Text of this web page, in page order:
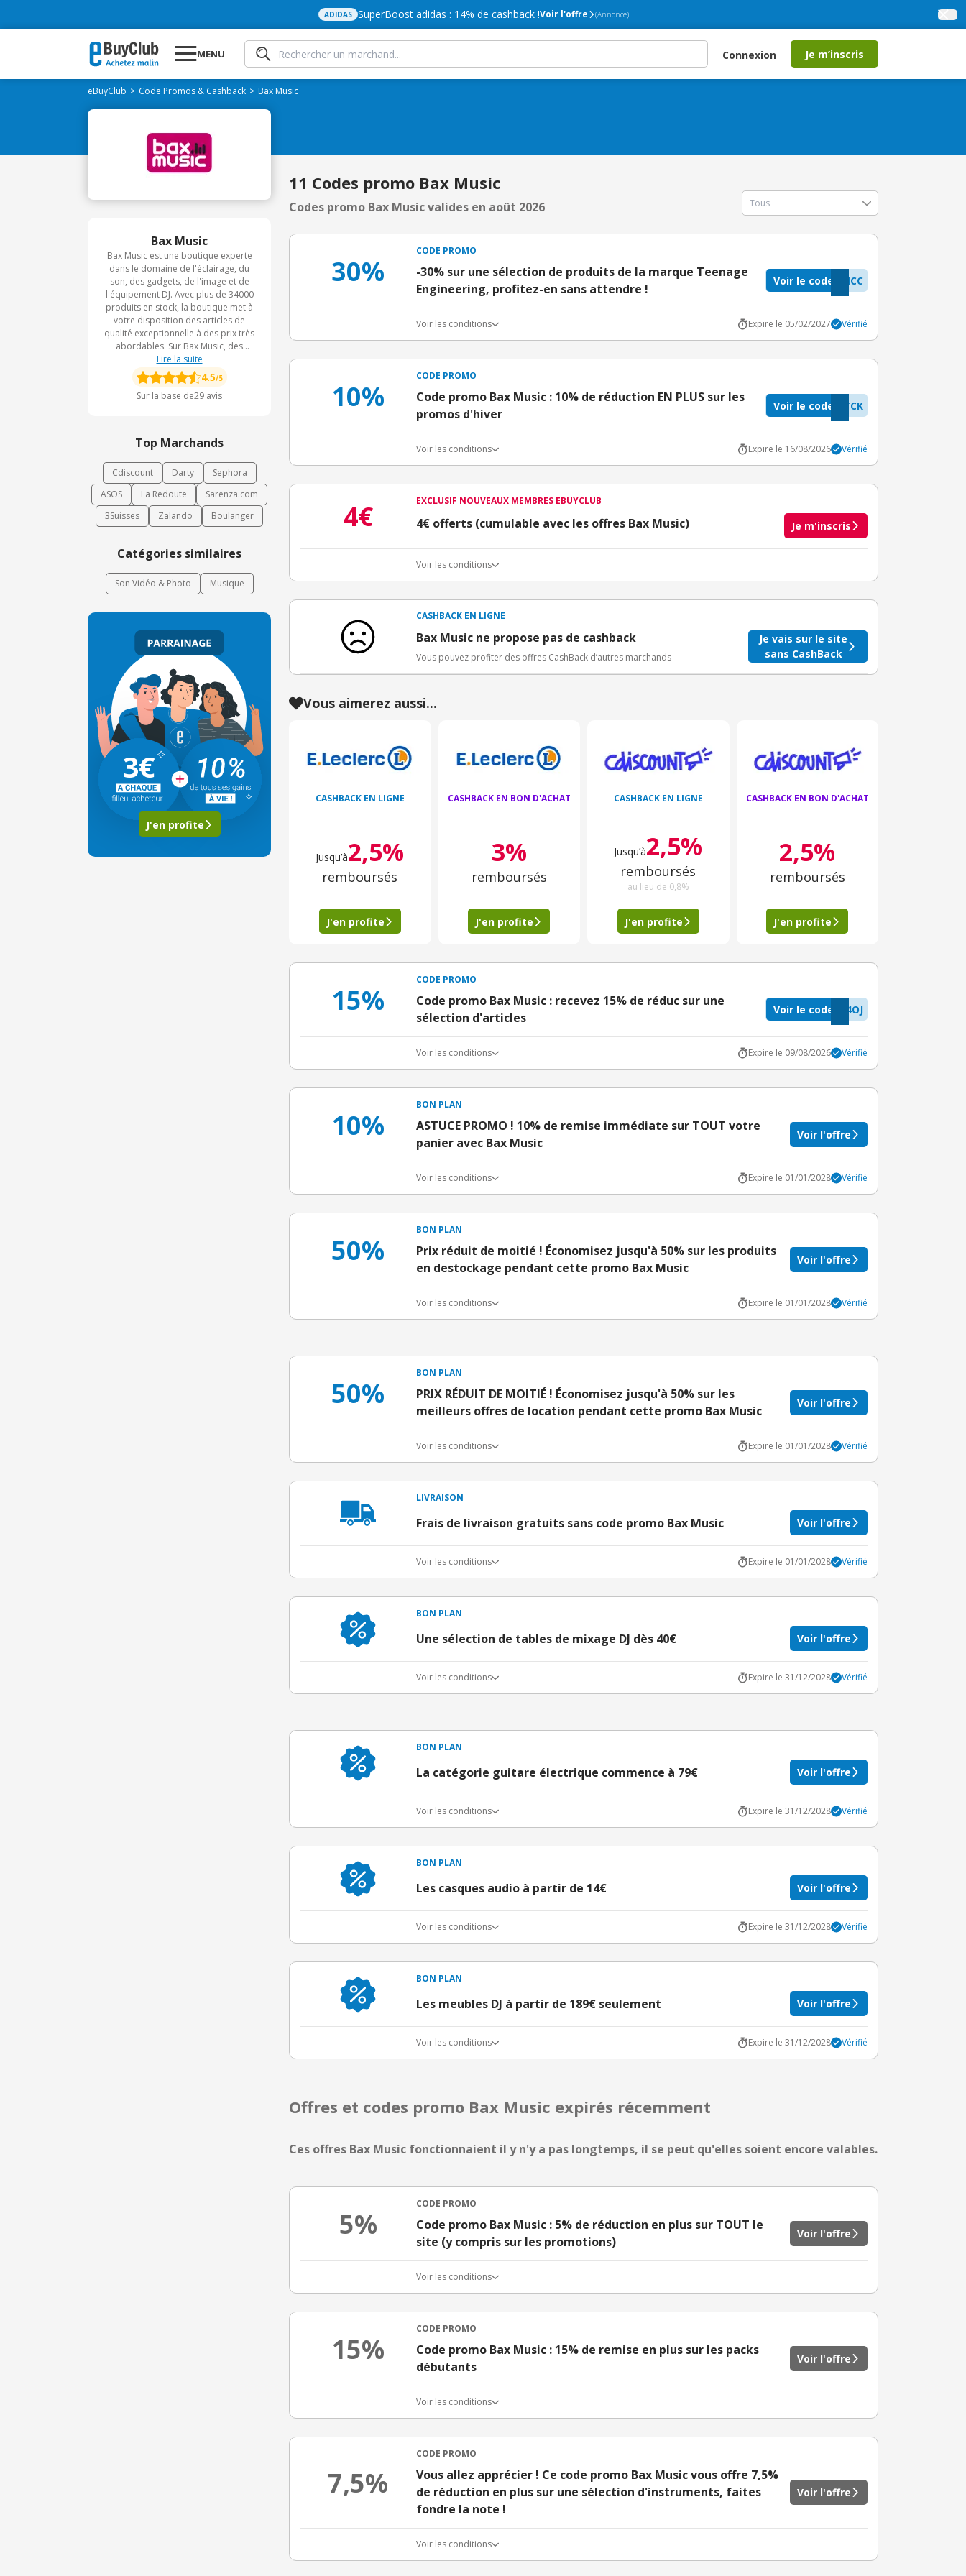
ADIDAS SuperBoost adidas : 14% de cashback !Voir l'offre (Annonce)
MENU Connexion Je m’inscris
eBuyClub Code Promos & Cashback Bax Music
Bax Music
Bax Music est une boutique experte
dans le domaine de l'éclairage, du
son, des gadgets, de l'image et de
l'équipement DJ. Avec plus de 34000
produits en stock, la boutique met à
votre disposition des articles de
qualité exceptionnelle à des prix très
abordables. Sur Bax Music, des
équipements et accessoires
professionnels vous attendent ;
activez le CashBack Bax Music et
faites grossir votre cagnotte.
Lire la suite
4.5/5
Sur la base de29 avis
Top Marchands
Cdiscount Darty
Sephora
ASOS
La Redoute
Sarenza.com
3Suisses
Zalando Boulanger
Catégories similaires
Son Vidéo & Photo Musique
3€
J'en profite
11 Codes promo Bax Music
Codes promo Bax Music valides en août 2026
30%
CODE PROMO
-30% sur une sélection de produits de la marque Teenage
Engineering, profitez-en sans attendre !
HCC
Voir le code
Voir les conditions Expire le 05/02/2027 Vérifié
10%
CODE PROMO
Code promo Bax Music : 10% de réduction EN PLUS sur les
promos d'hiver
TCK
Voir le code
Voir les conditions Expire le 16/08/2026 Vérifié
4€ EXCLUSIF NOUVEAUX MEMBRES EBUYCLUB
4€ offerts (cumulable avec les offres Bax Music) Je m'inscris
Voir les conditions
3€ de bienvenue crédités immédiatement + 1€ supplémentaire crédité après le téléchargement de l'alerte
Offre réservée à une toute première inscription chez eBuyClub.
CASHBACK EN LIGNE
Bax Music ne propose pas de cashback
Vous pouvez profiter des offres CashBack d’autres marchands
Je vais sur le site
sans CashBack
Vous aimerez aussi...
CASHBACK EN LIGNE
Jusqu’à2,5%
remboursés
J'en profite
CASHBACK EN BON D'ACHAT
3%
remboursés
J'en profite
CASHBACK EN LIGNE
Jusqu’à2,5%
remboursés
au lieu de 0,8%
J'en profite
CASHBACK EN BON D'ACHAT
2,5%
remboursés
J'en profite
15%
CODE PROMO
Code promo Bax Music : recevez 15% de réduc sur une
sélection d'articles
4OJ
Voir le code
Voir les conditions Expire le 09/08/2026 Vérifié
10%
BON PLAN
ASTUCE PROMO ! 10% de remise immédiate sur TOUT votre
panier avec Bax Music
Voir l'offre
Voir les conditions Expire le 01/01/2028 Vérifié
50%
BON PLAN
Prix réduit de moitié ! Économisez jusqu'à 50% sur les produits
en destockage pendant cette promo Bax Music
Voir l'offre
Voir les conditions Expire le 01/01/2028 Vérifié
50%
BON PLAN
PRIX RÉDUIT DE MOITIÉ ! Économisez jusqu'à 50% sur les
meilleurs offres de location pendant cette promo Bax Music
Voir l'offre
Voir les conditions Expire le 01/01/2028 Vérifié
LIVRAISON
Frais de livraison gratuits sans code promo Bax Music Voir l'offre
Voir les conditions Expire le 01/01/2028 Vérifié
BON PLAN
Une sélection de tables de mixage DJ dès 40€ Voir l'offre
Voir les conditions Expire le 31/12/2028 Vérifié
BON PLAN
La catégorie guitare électrique commence à 79€ Voir l'offre
Voir les conditions Expire le 31/12/2028 Vérifié
BON PLAN
Les casques audio à partir de 14€ Voir l'offre
Voir les conditions Expire le 31/12/2028 Vérifié
BON PLAN
Les meubles DJ à partir de 189€ seulement Voir l'offre
Voir les conditions Expire le 31/12/2028 Vérifié
Offres et codes promo Bax Music expirés récemment
Ces offres Bax Music fonctionnaient il y n'y a pas longtemps, il se peut qu'elles soient encore valables.
5%
CODE PROMO
Code promo Bax Music : 5% de réduction en plus sur TOUT le
site (y compris sur les promotions)
Voir l'offre
Voir les conditions
15%
CODE PROMO
Code promo Bax Music : 15% de remise en plus sur les packs
débutants
Voir l'offre
Voir les conditions
7,5%
CODE PROMO
Vous allez apprécier ! Ce code promo Bax Music vous offre 7,5%
de réduction en plus sur une sélection d'instruments, faites
fondre la note !
Voir l'offre
Voir les conditions